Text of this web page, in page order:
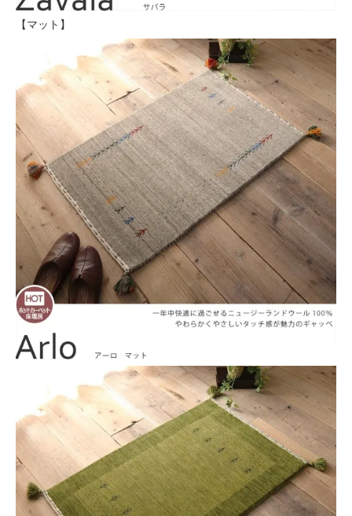
【マット】